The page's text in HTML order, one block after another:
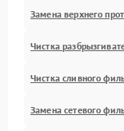
Замена верхнего
Чистка
Чистка сливного
Замена сетевого